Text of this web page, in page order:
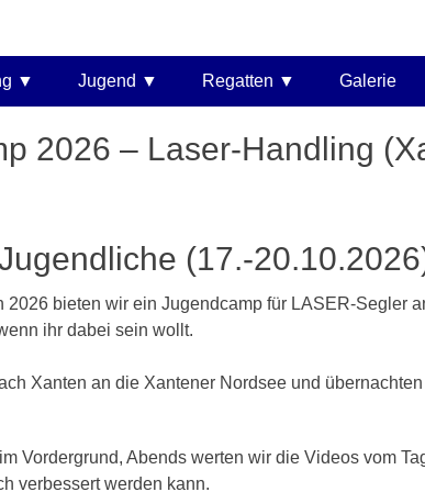
Jugend Regatten Galerie
2026 – Laser-Handling
(17.-
2026 bieten wir ein Jugendcamp für LASER-Segler
ihr dabei sein wollt.
Xanten an die Xantener Nordsee und
Vordergrund, Abends werten wir die Videos vom
verbessert werden kann.